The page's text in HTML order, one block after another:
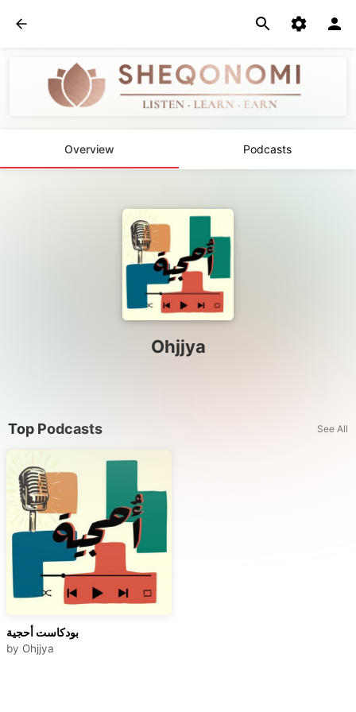
Overview Podcasts
Ohjjya
Top Podcasts See All
بودكاست أحجية
by Ohjjya